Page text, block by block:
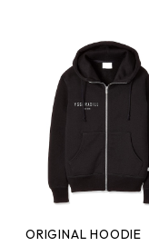
ORIGINAL HOODIE